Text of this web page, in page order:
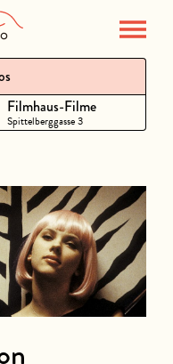
Filmhaus-Filme
Spittelberggasse 3